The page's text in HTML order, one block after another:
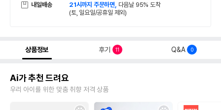
내일배송 21시까지 주문하면, 다음날 95% 도착
(토, 일요일/공휴일 제외)
상품정보 후기 11 Q&A 0
Ai가 추천 드려요
우리 아이를 위한 맞춤 취향 저격 상품